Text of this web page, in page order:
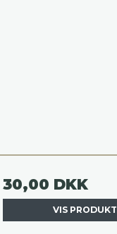
30,00 DKK
VIS PRODUKT